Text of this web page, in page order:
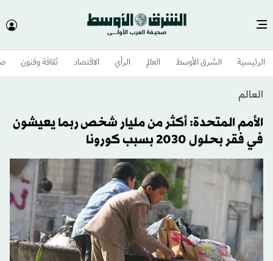
الرئيسية الشرق الأوسط​ العالم الرأي الاقتصاد ثقافة وفنون
العالم
الأمم المتحدة: أكثر من مليار شخص ربما يعيشون
في فقر بحلول 2030 بسبب كورونا